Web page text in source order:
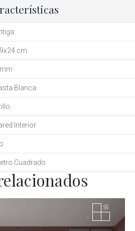
cm
Blanca
Interior
Cuadrado